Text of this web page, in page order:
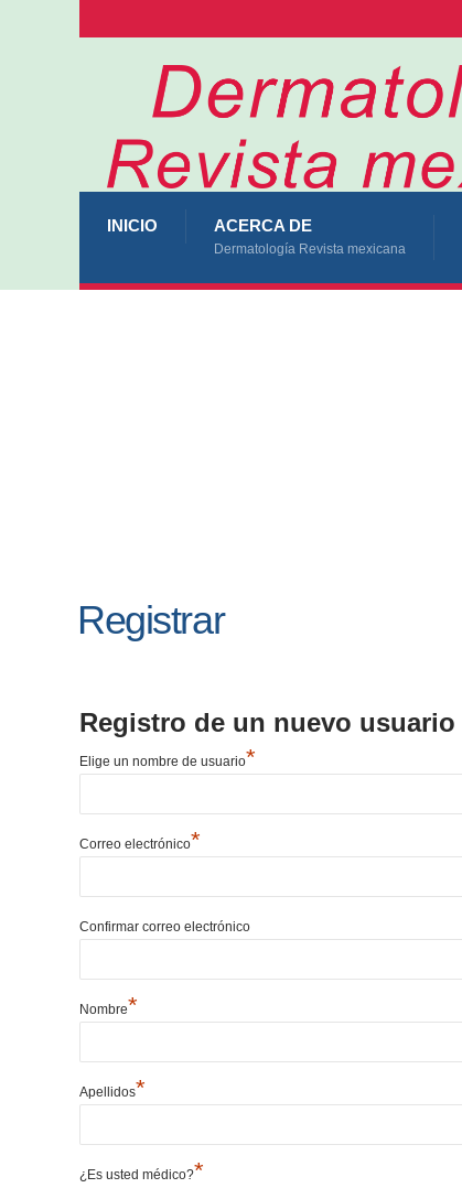
INICIO ACERCA DE
Dermatología Revista mexicana
Registrar
Registro de un nuevo usuario
Elige un nombre de usuario*
Correo electrónico*
Confirmar correo electrónico
Nombre*
Apellidos*
¿Es usted médico?*